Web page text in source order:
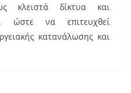
κλειστά δίκτυα και
ώστε να επιτευχθεί
κατανάλωσης και